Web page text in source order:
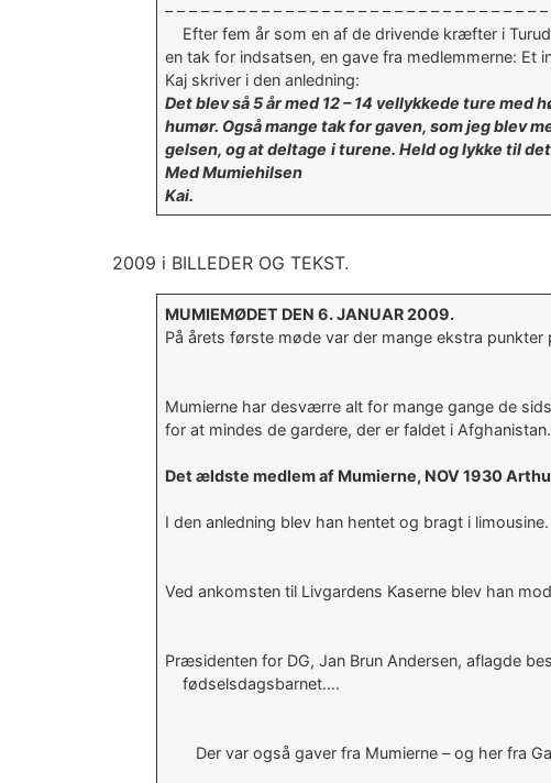
– – – – – – – – – – – – – – – – – – – – – – – – – – – – – – –
Efter fem år som en af de drivende kræfter i
en tak for indsatsen, en gave fra medlemmerne: Et
Kaj skriver i den anledning:
Det blev så 5 år med 12 – 14 vellykkede ture
humør. Også mange tak for gaven, som jeg
gelsen, og at deltage i turene. Held og lykke til
Med Mumiehilsen
Kai.
2009 i BILLEDER OG TEKST.
MUMIEMØDET DEN 6. JANUAR 2009.
På årets første møde var der mange ekstra
Mumierne har desværre alt for mange gange de
for at mindes de gardere, der er faldet i
Det ældste medlem af Mumierne, NOV 1930
I den anledning blev han hentet og bragt i limousine.
Ved ankomsten til Livgardens Kaserne blev han
Præsidenten for DG, Jan Brun Andersen, aflagde
fødselsdagsbarnet….
Der var også gaver fra Mumierne – og her fra